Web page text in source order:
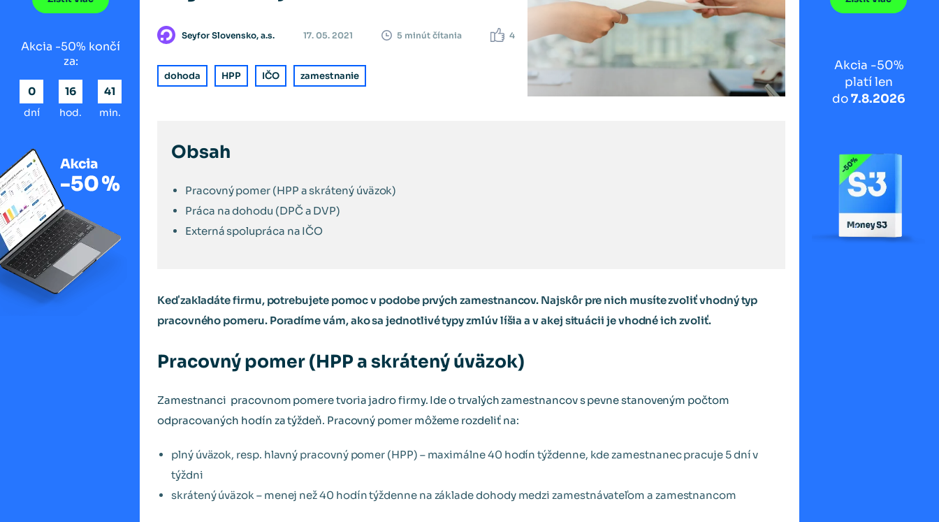
Akcia -50% končí
za:
0
dní
16
hod.
41
min.
Seyfor Slovensko, a.s. 17. 05. 2021 5 minút čítania 4
dohoda HPP IČO zamestnanie
Obsah
Pracovný pomer (HPP a skrátený úväzok)
Práca na dohodu (DPČ a DVP)
Externá spolupráca na IČO
Keď zakladáte firmu, potrebujete pomoc v podobe prvých zamestnancov. Najskôr pre nich musíte zvoliť vhodný typ
pracovného pomeru. Poradíme vám, ako sa jednotlivé typy zmlúv líšia a v akej situácii je vhodné ich zvoliť.
Pracovný pomer (HPP a skrátený úväzok)
Zamestnanci pracovnom pomere tvoria jadro firmy. Ide o trvalých zamestnancov s pevne stanoveným počtom
odpracovaných hodín za týždeň. Pracovný pomer môžeme rozdeliť na:
plný úväzok, resp. hlavný pracovný pomer (HPP) – maximálne 40 hodín týždenne, kde zamestnanec pracuje 5 dní v
týždni
skrátený úväzok – menej než 40 hodín týždenne na základe dohody medzi zamestnávateľom a zamestnancom
Akcia -50%
platí len
do7.8.2026